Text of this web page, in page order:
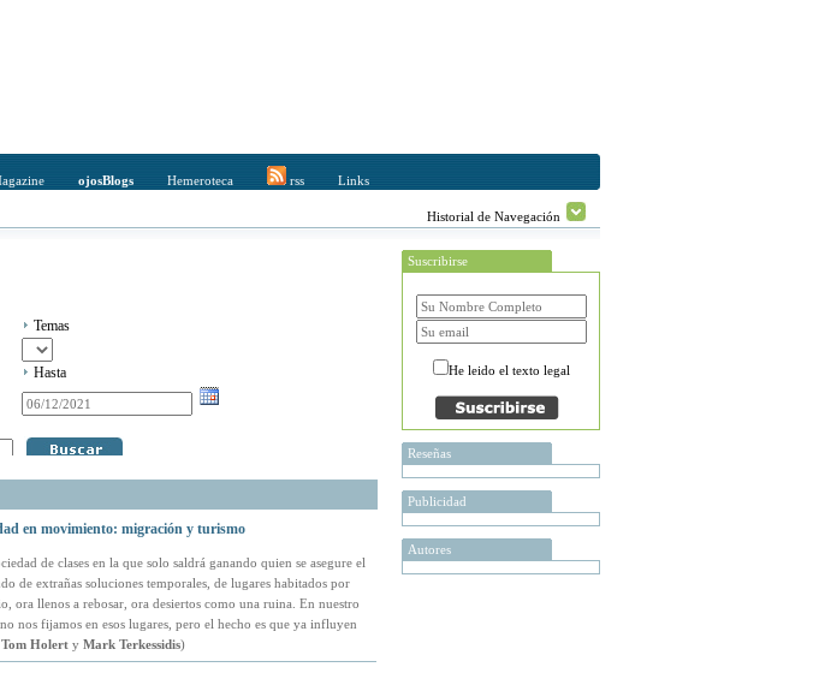
ojosBlogs Hemeroteca rss Links
Historial de Navegación
Temas
Hasta
en movimiento: migración y turismo
de clases en la que solo saldrá ganando quien se asegure el
de extrañas soluciones temporales, de lugares habitados por
ora llenos a rebosar, ora desiertos como una ruina. En nuestro
nos fijamos en esos lugares, pero el hecho es que ya influyen
Tom Holerty Mark Terkessidis)
Suscribirse
He leido el texto legal
Reseñas
Publicidad
Autores